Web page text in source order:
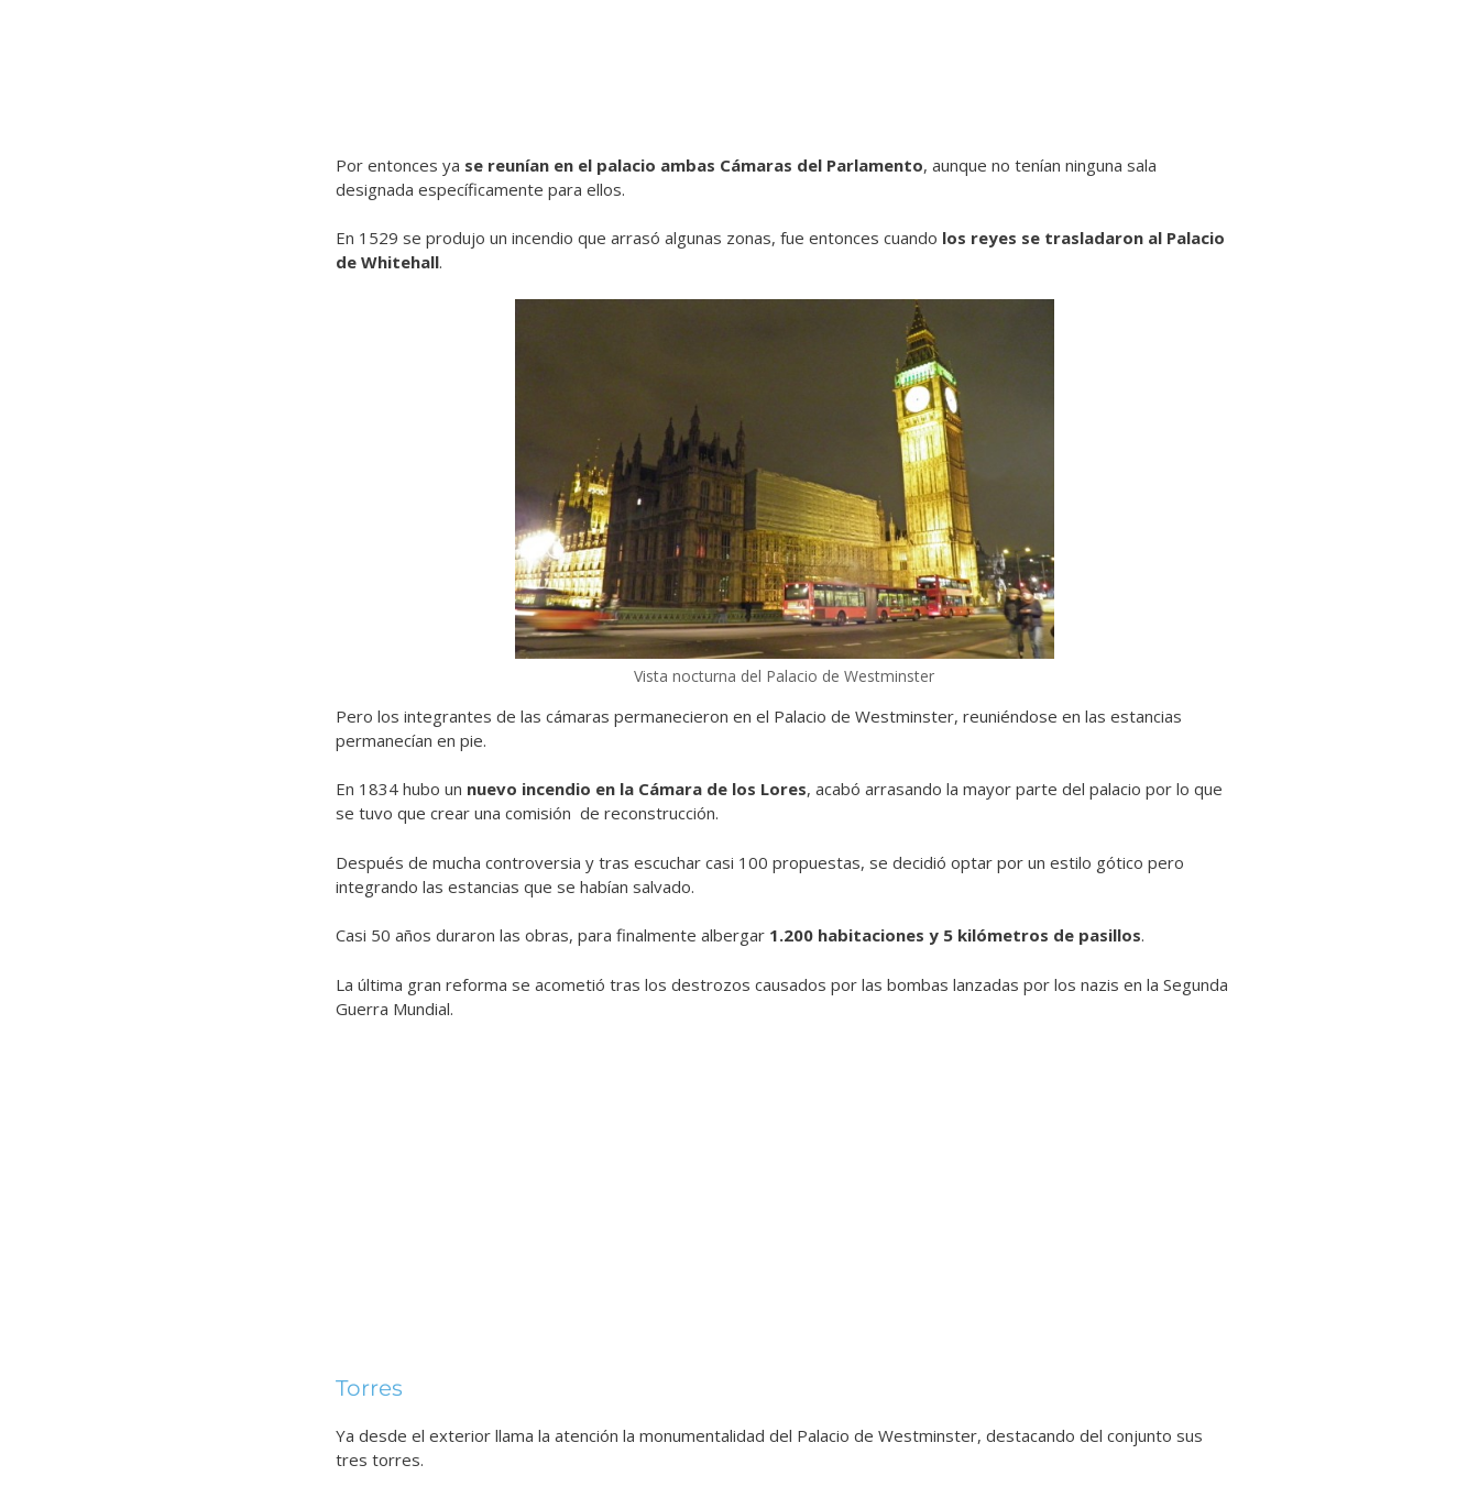
Por entonces ya se reunían en el palacio ambas Cámaras del Parlamento, aunque no tenían ninguna sala
designada específicamente para ellos.
En 1529 se produjo un incendio que arrasó algunas zonas, fue entonces cuando los reyes se trasladaron al Palacio
de Whitehall.
Vista nocturna del Palacio de Westminster
Pero los integrantes de las cámaras permanecieron en el Palacio de Westminster, reuniéndose en las estancias
permanecían en pie.
En 1834 hubo un nuevo incendio en la Cámara de los Lores, acabó arrasando la mayor parte del palacio por lo que
se tuvo que crear una comisión de reconstrucción.
Después de mucha controversia y tras escuchar casi 100 propuestas, se decidió optar por un estilo gótico pero
integrando las estancias que se habían salvado.
Casi 50 años duraron las obras, para finalmente albergar 1.200 habitaciones y 5 kilómetros de pasillos.
La última gran reforma se acometió tras los destrozos causados por las bombas lanzadas por los nazis en la Segunda
Guerra Mundial.
Torres
Ya desde el exterior llama la atención la monumentalidad del Palacio de Westminster, destacando del conjunto sus
tres torres.